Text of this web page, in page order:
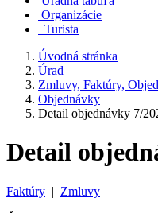
Organizácie
Turista
Úvodná stránka
Úrad
Zmluvy, Faktúry,
Objednávky
Detail objednávky 7/
Detail
Faktúry | Zmluvy